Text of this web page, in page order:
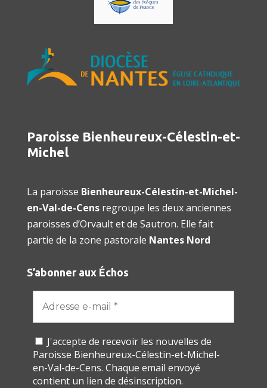
Paroisse Bienheureux-Célestin-et-
Michel
La paroisse Bienheureux-Célestin-et-Michel-
en-Val-de-Censregroupe les deux anciennes
paroisses d’Orvault et de Sautron. Elle fait
partie de la zone pastorale Nantes Nord
S’abonner aux Échos
J'accepte de recevoir les nouvelles de
Paroisse Bienheureux-Célestin-et-Michel-
en-Val-de-Cens. Chaque email envoyé
contient un lien de désinscription.